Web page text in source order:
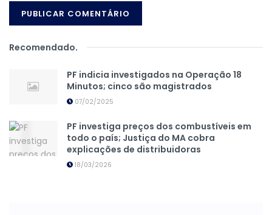
Recomendado.
PF indicia investigados na Operação 18
Minutos; cinco são magistrados
07/02/2025
PF investiga preços dos combustíveis em
todo o país; Justiça do MA cobra
explicações de distribuidoras
18/03/2026